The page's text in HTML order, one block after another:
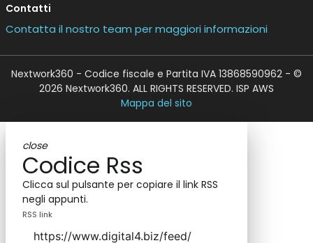
Contatti
Contatta il nostro team per maggiori informazioni
Nextwork360 - Codice fiscale e Partita IVA 13868590962 - ©
2026 Nextwork360. ALL RIGHTS RESERVED. ISP AWS
Mappa del sito
close
Codice Rss
Clicca sul pulsante per copiare il link RSS
negli appunti.
RSS link